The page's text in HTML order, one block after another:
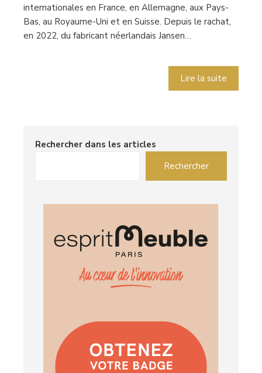
internationales en France, en Allemagne, aux Pays-
Bas, au Royaume-Uni et en Suisse. Depuis le rachat,
en 2022, du fabricant néerlandais Jansen…
Lire la suite
Rechercher dans les articles
Rechercher